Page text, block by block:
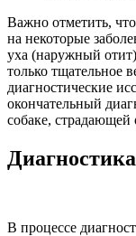
Важно отметить,
на некоторые
уха (наружный
только тщательное
диагностические
окончательный
собаке,
Диагностика
В процессе